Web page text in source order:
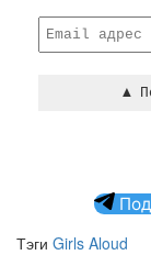
Тэги Girls Aloud